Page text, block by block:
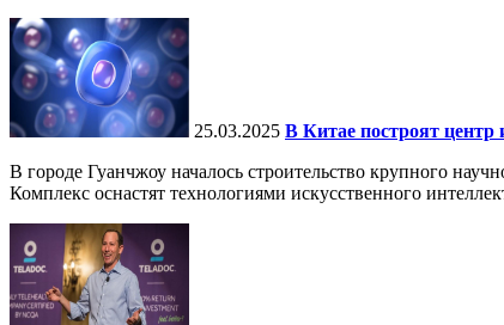
25.03.2025 В Китае построят центр
В городе Гуанчжоу началось строительство крупного
Комплекс оснастят технологиями искусственного